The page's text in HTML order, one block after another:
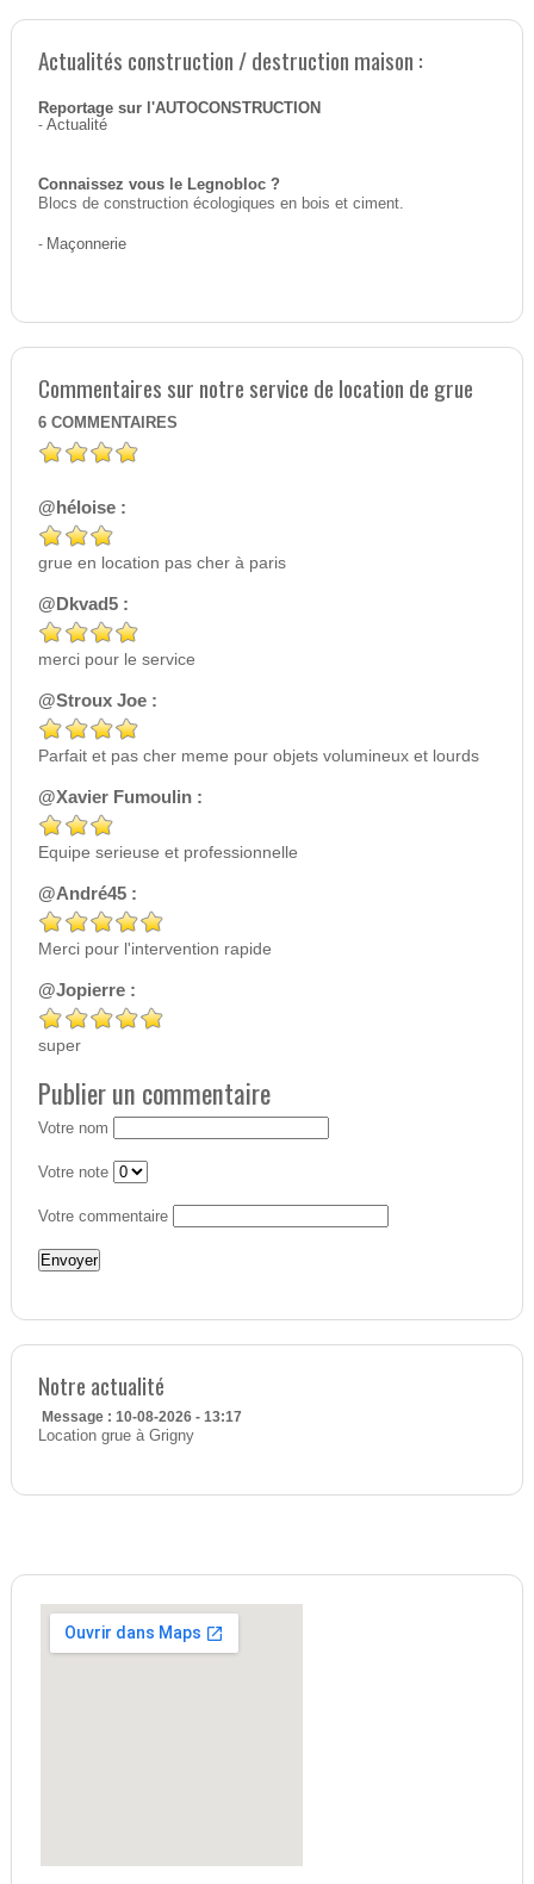
Actualités construction / destruction maison :
Reportage sur l'AUTOCONSTRUCTION
- Actualité
Connaissez vous le Legnobloc ?
Blocs de construction écologiques en bois et ciment.
- Maçonnerie
Commentaires sur notre service de location de grue
6 COMMENTAIRES
@héloise :
grue en location pas cher à paris
@Dkvad5 :
merci pour le service
@Stroux Joe :
Parfait et pas cher meme pour objets volumineux et lourds
@Xavier Fumoulin :
Equipe serieuse et professionnelle
@André45 :
Merci pour l'intervention rapide
@Jopierre :
super
Publier un commentaire
Votre nom
Votre note
Votre commentaire
Notre actualité
Message : 10-08-2026 - 13:17
Location grue à Grigny